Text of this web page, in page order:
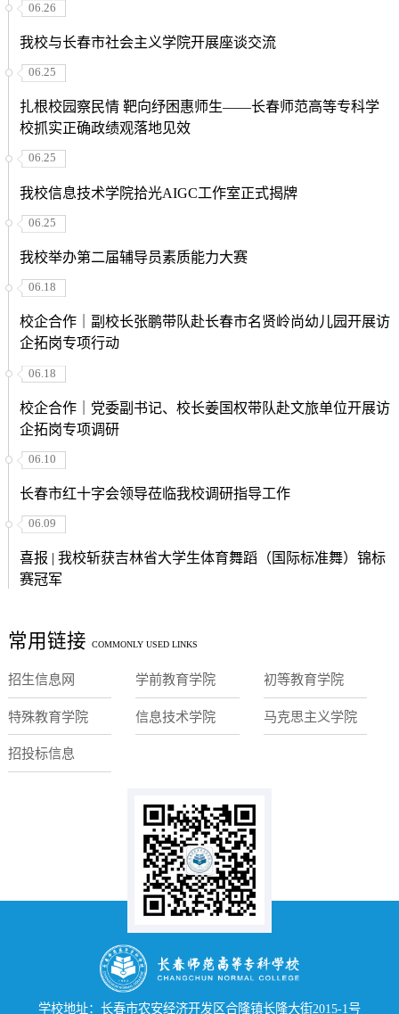
06.26
我校与长春市社会主义学院开展座谈交流
06.25
扎根校园察民情 靶向纾困惠师生——长春师范高等专科学
校抓实正确政绩观落地见效
06.25
我校信息技术学院拾光AIGC工作室正式揭牌
06.25
我校举办第二届辅导员素质能力大赛
06.18
校企合作｜副校长张鹏带队赴长春市名贤岭尚幼儿园开展访
企拓岗专项行动
06.18
校企合作｜党委副书记、校长姜国权带队赴文旅单位开展访
企拓岗专项调研
06.10
长春市红十字会领导莅临我校调研指导工作
06.09
喜报 | 我校斩获吉林省大学生体育舞蹈（国际标准舞）锦标
赛冠军
常用链接 COMMONLY USED LINKS
招生信息网 学前教育学院 初等教育学院
特殊教育学院 信息技术学院 马克思主义学院
招投标信息
学校地址：长春市农安经济开发区合隆镇长隆大街2015-1号